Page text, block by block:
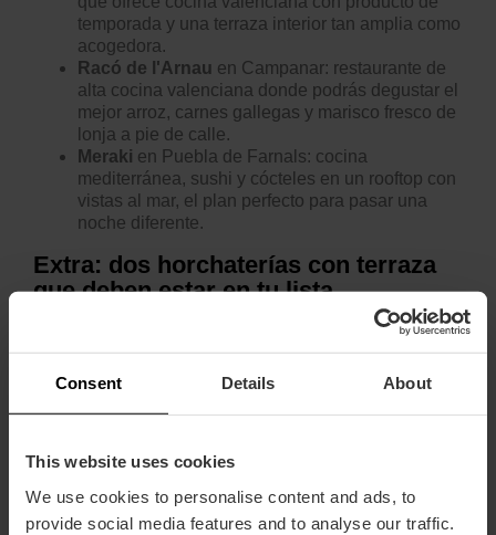
Consent Details About
This website uses cookies
We use cookies to personalise content and ads, to
provide social media features and to analyse our traffic.
temporada y una terraza interior tan amplia como
acogedora.
Racó de l'Arnau en Campanar: restaurante de
alta cocina valenciana donde podrás degustar el
mejor arroz, carnes gallegas y marisco fresco de
lonja a pie de calle.
Meraki en Puebla de Farnals: cocina
mediterránea, sushi y cócteles en un rooftop con
vistas al mar, el plan perfecto para pasar una
noche diferente.
Extra: dos horchaterías con terraza
que deben estar en tu lista
Y si lo tuyo es más merienda y tradición, en València
también hay terrazas para eso.
de Colón:horchata natural, fartons caseros,
Horchatería Panach
familiar, decoración tradicional, horchata fresca y
copas de helado deliciosas.